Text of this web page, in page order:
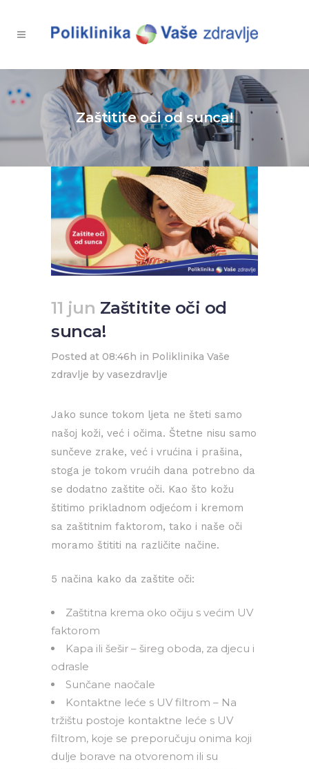
Zaštitite oči od sunca!
11 jun Zaštitite oči od
sunca!
Posted at 08:46h in Poliklinika Vaše
zdravlje by vasezdravlje
Jako sunce tokom ljeta ne šteti samo
našoj koži, već i očima. Štetne nisu samo
sunčeve zrake, već i vrućina i prašina,
stoga je tokom vrućih dana potrebno da
se dodatno zaštite oči. Kao što kožu
štitimo prikladnom odjećom i kremom
sa zaštitnim faktorom, tako i naše oči
moramo štititi na različite načine.
5 načina kako da zaštite oči:
Zaštitna krema oko očiju s većim UV
faktorom
Kapa ili šešir – šireg oboda, za djecu i
odrasle
Sunčane naočale
Kontaktne leće s UV filtrom – Na
tržištu postoje kontaktne leće s UV
filtrom, koje se preporučuju onima koji
dulje borave na otvorenom ili su